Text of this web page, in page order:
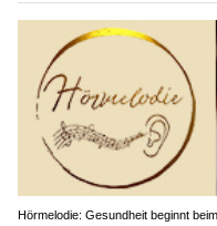
Hörmelodie: Gesundheit beginnt